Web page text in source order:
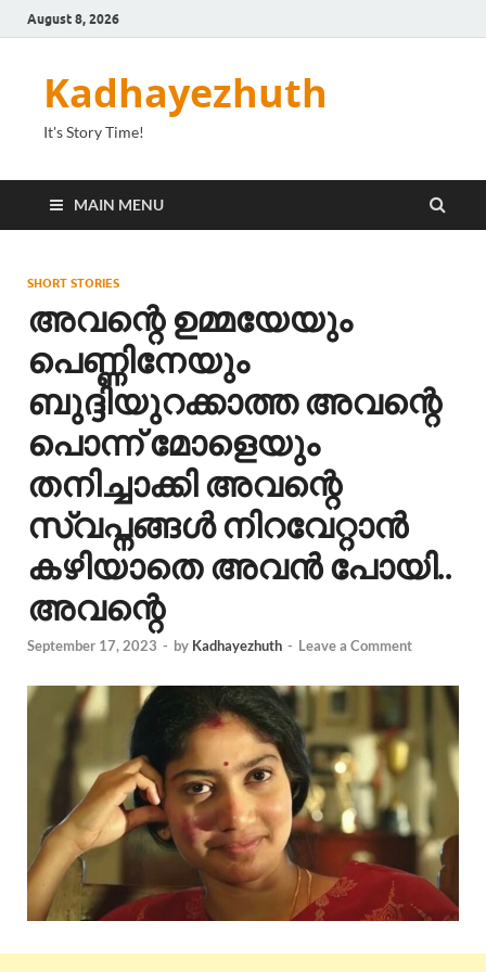
August 8, 2026
Kadhayezhuth
It's Story Time!
MAIN MENU
SHORT STORIES
അവന്റെ ഉമ്മയേയും
പെണ്ണിനേയും
ബുദ്ദിയുറക്കാത്ത അവന്റെ
പൊന്ന് മോളെയും
തനിച്ചാക്കി അവന്റെ
സ്വപ്നങ്ങൾ നിറവേറ്റാൻ
കഴിയാതെ അവൻ പോയി..
അവന്റെ
September 17, 2023 - by Kadhayezhuth - Leave a Comment